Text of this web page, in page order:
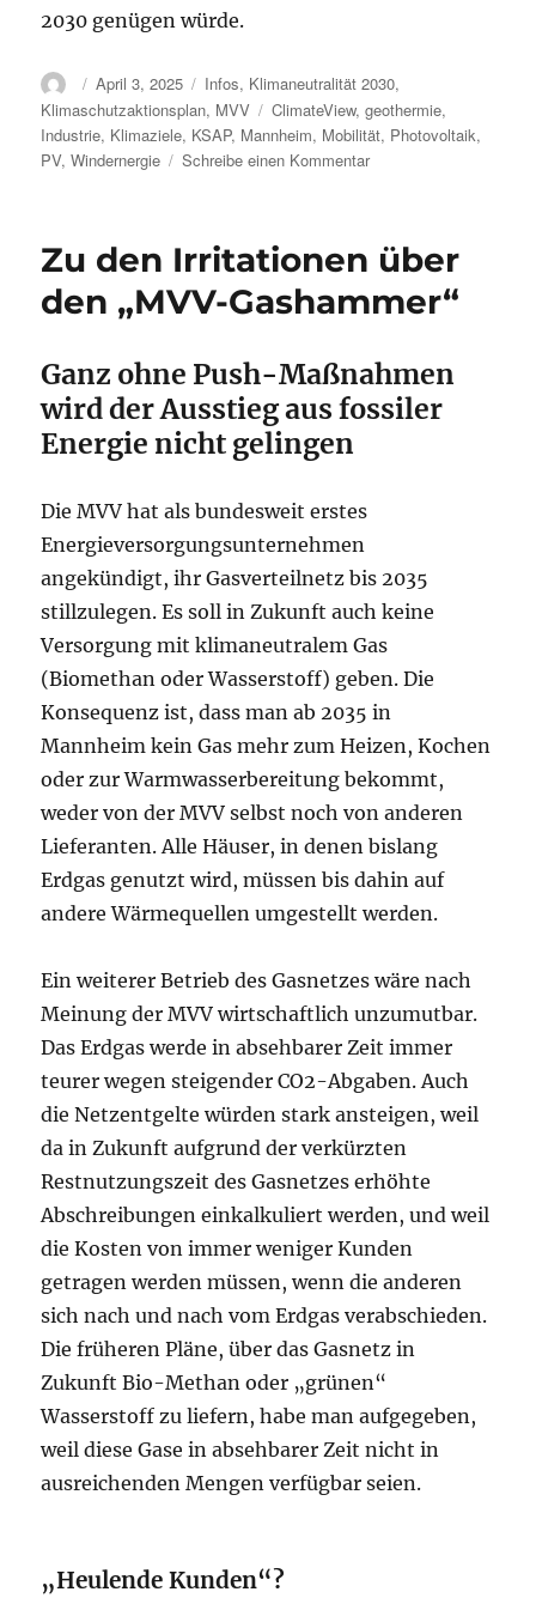
2030 genügen würde.
AutorVeröffentlicht
am
April 3, 2025 Kategorien
Infos, Klimaneutralität 2030,
Klimaschutzaktionsplan, MVV Schlagwörter
ClimateView,geothermie,
Industrie, Klimaziele, KSAP, Mannheim, Mobilität, Photovoltaik,
PV,Windernergie Schreibe einen Kommentarzu
Verfehlen
Mannheimer
zeigt
Zu den Irritationen über
den „MVV-Gashammer“
Ganz ohne Push-Maßnahmen
wird der Ausstieg aus fossiler
Energie nicht gelingen
Die MVV hat als bundesweit erstes
Energieversorgungsunternehmen
angekündigt, ihr Gasverteilnetz bis 2035
stillzulegen. Es soll in Zukunft auch keine
Versorgung mit klimaneutralem Gas
(Biomethan oder Wasserstoff) geben. Die
Konsequenz ist, dass man ab 2035 in
Mannheim kein Gas mehr zum Heizen, Kochen
oder zur Warmwasserbereitung bekommt,
weder von der MVV selbst noch von anderen
Lieferanten. Alle Häuser, in denen bislang
Erdgas genutzt wird, müssen bis dahin auf
andere Wärmequellen umgestellt werden.
Ein weiterer Betrieb des Gasnetzes wäre nach
Meinung der MVV wirtschaftlich unzumutbar.
Das Erdgas werde in absehbarer Zeit immer
teurer wegen steigender CO2-Abgaben. Auch
die Netzentgelte würden stark ansteigen, weil
da in Zukunft aufgrund der verkürzten
Restnutzungszeit des Gasnetzes erhöhte
Abschreibungen einkalkuliert werden, und weil
die Kosten von immer weniger Kunden
getragen werden müssen, wenn die anderen
sich nach und nach vom Erdgas verabschieden.
Die früheren Pläne, über das Gasnetz in
Zukunft Bio-Methan oder „grünen“
Wasserstoff zu liefern, habe man aufgegeben,
weil diese Gase in absehbarer Zeit nicht in
ausreichenden Mengen verfügbar seien.
„Heulende Kunden“?